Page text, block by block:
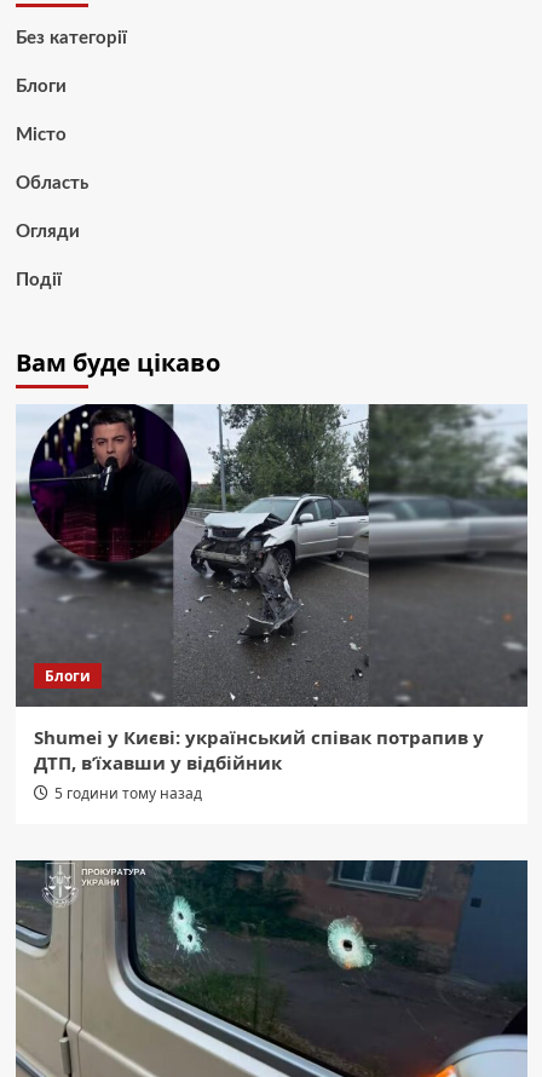
Без категорії
Блоги
Місто
Область
Огляди
Події
Вам буде цікаво
Блоги
Shumei у Києві: український співак потрапив у
ДТП, в’їхавши у відбійник
5 години тому назад